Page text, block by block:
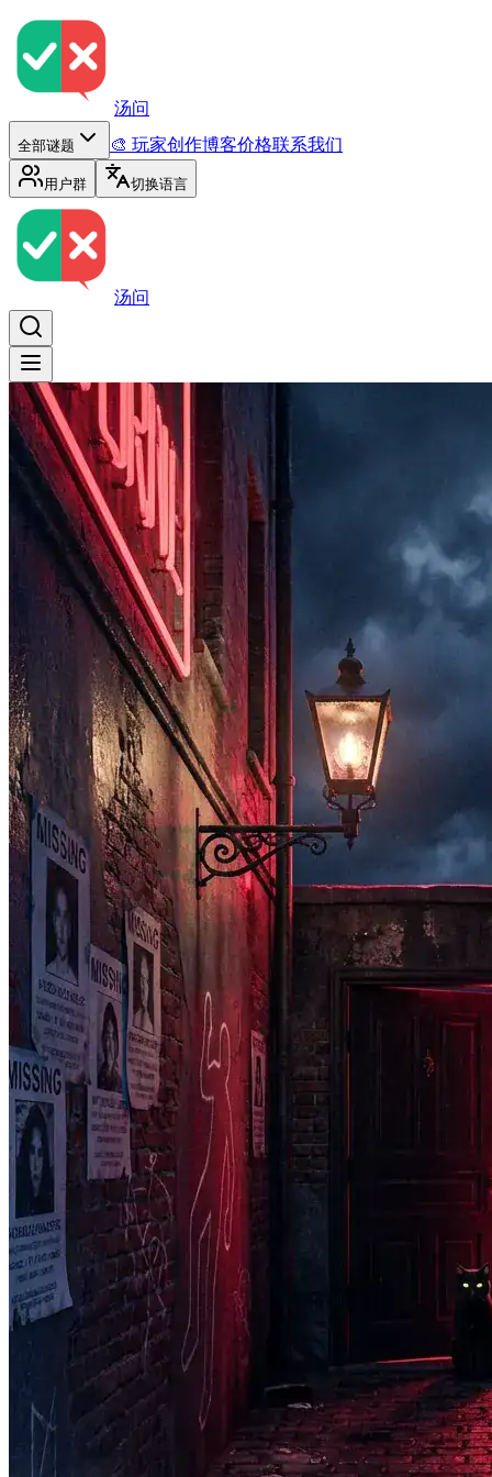
汤问
全部谜题 🎨 玩家创作博客价格联系我们
用户群 切换语言
汤问